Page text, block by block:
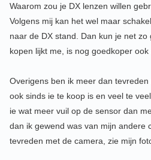
Waarom zou je DX lenzen willen
Volgens mij kan het wel maar
naar de DX stand. Dan kun je net
kopen lijkt me, is nog goedkoper ook
Overigens ben ik meer dan
ook sinds ie te koop is en veel te
ie wat meer vuil op de sensor dan
dan ik gewend was van mijn andere
tevreden met de camera, zie mijn